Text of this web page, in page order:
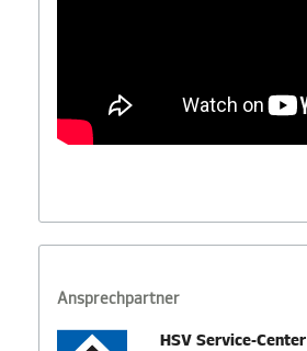
Ansprechpartner
HSV Service-Center